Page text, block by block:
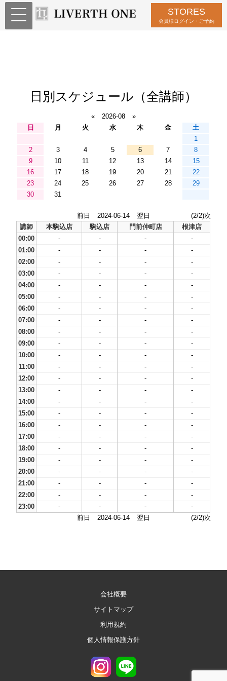
STORES
会員様ログイン・ご予約
日別スケジュール（全講師）
« 2026-08
»
日
月 火 水 木 金
土
1
2
3 4 5 6 7
8
9
10 11 12 13 14
15
16
17 18 19 20 21
22
23
24 25 26 27 28
29
30
31
前日 2024-06-14 翌日
(2/2)次
講師
本駒込店 駒込店 門前仲町店
根津店
00:00
- - -
-
01:00
- - -
-
02:00
- - -
-
03:00
- - -
-
04:00
- - -
-
05:00
- - -
-
06:00
- - -
-
07:00
- - -
-
08:00
- - -
-
09:00
- - -
-
10:00
- - -
-
11:00
- - -
-
12:00
- - -
-
13:00
- - -
-
14:00
- - -
-
15:00
- - -
-
16:00
- - -
-
17:00
- - -
-
18:00
- - -
-
19:00
- - -
-
20:00
- - -
-
21:00
- - -
-
22:00
- - -
-
23:00
- - -
-
前日
2024-06-14 翌日 (2/2)次
会社概要
サイトマップ
利用規約
個人情報保護方針